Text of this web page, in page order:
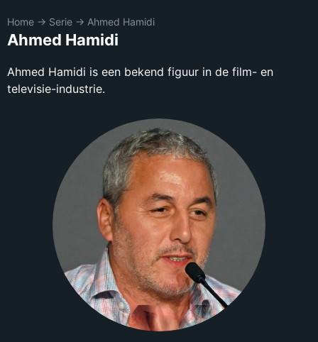
Home → Serie → Ahmed Hamidi
Ahmed Hamidi
Ahmed Hamidi is een bekend figuur in de film- en
televisie-industrie.